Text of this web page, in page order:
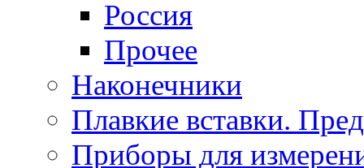
Россия
Прочее
Наконечники
Плавкие вставки.
Приборы для